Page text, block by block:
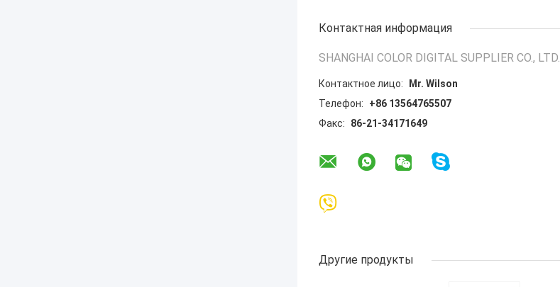
Контактная информация
SHANGHAI COLOR DIGITAL SUPPLIER CO., LTD.
Контактное лицо:
Mr. Wilson
Телефон:
+86 13564765507
Факс:
86-21-34171649
Другие продукты